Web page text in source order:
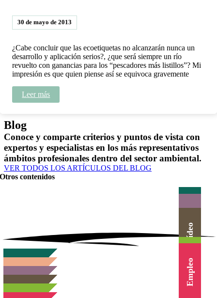
30 de mayo de 2013
¿Cabe concluir que las ecoetiquetas no alcanzarán nunca un
desarrollo y aplicación serios?, ¿que será siempre un río
revuelto con ganancias para los “pescadores más listillos”? Mi
impresión es que quien piense así se equivoca gravemente
Leer más
Blog
Conoce y comparte criterios y puntos de vista con
expertos y especialistas en los más representativos
ámbitos profesionales dentro del sector ambiental.
VER TODOS LOS ARTÍCULOS DEL BLOG
Otros contenidos
Actualidad
Agenda
Herramientas
Canal Vídeo
Cursos
Empleo